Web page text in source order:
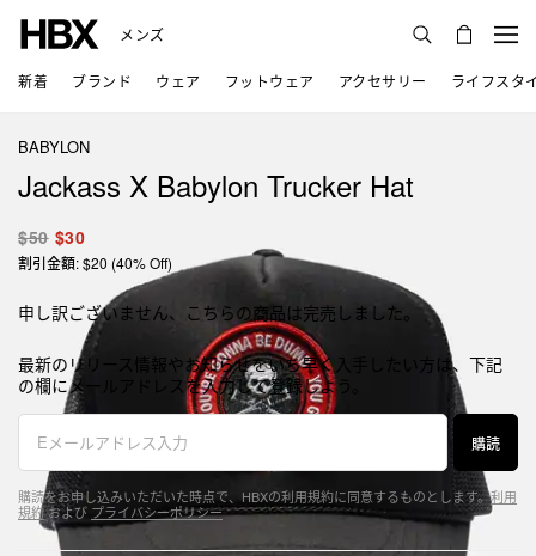
メンズ
新着 ブランド ウェア フットウェア アクセサリー ライフスタ
BABYLON
Jackass X Babylon Trucker Hat
$50 $30
割引金額: $20 (40% Off)
申し訳ございません、こちらの商品は完売しました。
最新のリリース情報やお知らせをいち早く入手したい方は、下記
の欄にメールアドレスを入力して登録しよう。
購読
購読をお申し込みいただいた時点で、HBXの利用規約に同意するものとします。利用
規約および プライバシーポリシー